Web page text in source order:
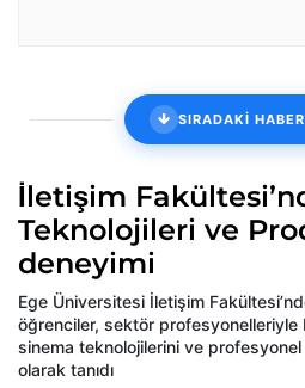
SIRADAKİ
İletişim
Teknolojileri ve
deneyimi
Ege Üniversitesi İletişim
öğrenciler, sektör
sinema teknolojilerini ve
olarak tanıdı